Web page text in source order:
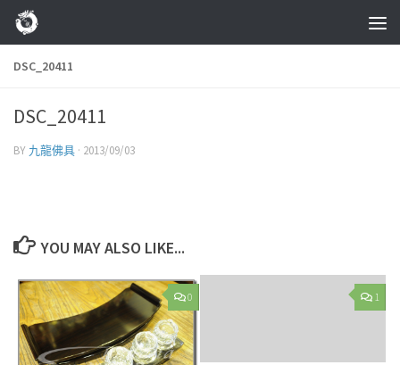
Skip to content
DSC_20411
DSC_20411
BY 九龍佛具 · 2013/09/03
YOU MAY ALSO LIKE...
0 1